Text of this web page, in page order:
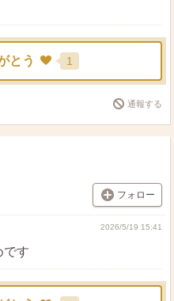
とう 1
通報する
フォロー
2026/5/19 15:41
です